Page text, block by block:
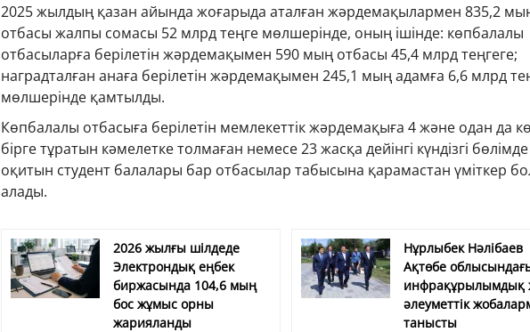
2025 жылдың қазан айында жоғарыда аталған жәрдемақылармен 835,2
отбасы жалпы сомасы 52 млрд теңге мөлшерінде, оның ішінде: көпбалалы
отбасыларға берілетін жәрдемақымен 590 мың отбасы 45,4 млрд теңгеге;
наградталған анаға берілетін жәрдемақымен 245,1 мың адамға 6,6 млрд
мөлшерінде қамтылды.
Көпбалалы отбасыға берілетін мемлекеттік жәрдемақыға 4 және одан да
бірге тұратын кәмелетке толмаған немесе 23 жасқа дейінгі күндізгі бөлімде
оқитын студент балалары бар отбасылар табысына қарамастан үміткер
алады.
2026 жылғы шілдеде
Электрондық еңбек
биржасында 104,6 мың
бос жұмыс орны
жарияланды
Нұрлыбек Нәлібаев
Ақтөбе
инфрақұрылымдық
әлеуметтік
танысты